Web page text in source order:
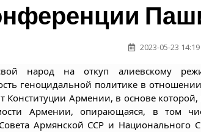
2023-05-23 14:19
народ на откуп алиевскому
геноцидальной политике в
Конституции Армении, в основе
Армении, опирающаяся, в том
Армянской ССР и Национального